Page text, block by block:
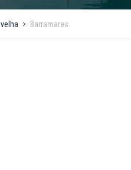
Barramares